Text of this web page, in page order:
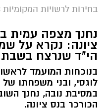
בחירות לרשויות המקומיות 2023
נחנך מצפה עמית
ציונה: נקרא על
הי"ד שנרצח
בנוכחות המועמד
לוגסי, ובני משפחתו
במסיבת נובה, נחנך
הכורכר בנס ציונה.